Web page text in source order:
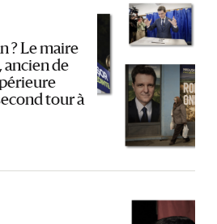
? Le maire
ancien de
tour à